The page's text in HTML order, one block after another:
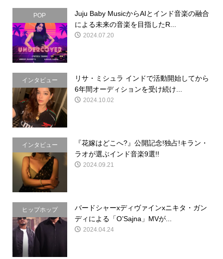
POP
Juju Baby MusicからAIとインド音楽の融合
による未来の音楽を目指したR...
2024.07.20
インタビュー
リサ・ミシュラ インドで活動開始してから
6年間オーディションを受け続け...
2024.10.02
インタビュー
『花嫁はどこへ?』公開記念!独占!キラン・
ラオが選ぶインド音楽9選!!
2024.09.21
ヒップホップ
バードシャーxディヴァインxニキタ・ガン
ディによる「O’Sajna」MVが...
2024.04.24